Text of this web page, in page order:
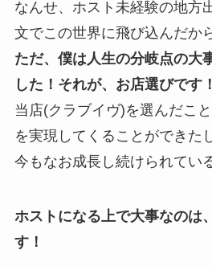
なんせ、ホスト未経験の地方
文でこの世界に飛び込んだか
ただ、僕は人生の分岐点の大
した！それが、お店選びです！
当店(クラブイヴ)を選んだこ
を実現してくることができた
今もなお成長し続けられてい
ホストになる上で大事なのは
す！